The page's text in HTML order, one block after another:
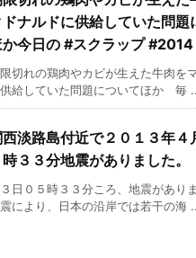
ドナルドに供給していた問題
か今日の #スクラップ
切れの鶏肉やカビが生えた牛肉を
給していた問題についてほか 毎
西淡路島付近で２０１３年４
時３３分地震がありました。
３日０５時３３分ころ、地震があり
により、日本の沿岸では若干の海